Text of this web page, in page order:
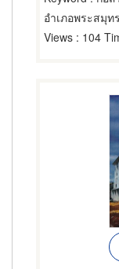
อำเภอพระสมุท
Views : 104